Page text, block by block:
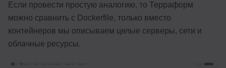
Если провести простую аналогию, то Терраформ
можно сравнить с Dockerfile, только вместо
контейнеров мы описываем целые серверы, сети и
облачные ресурсы.
Акции и промокоды
Рейтинг онлайн-школ